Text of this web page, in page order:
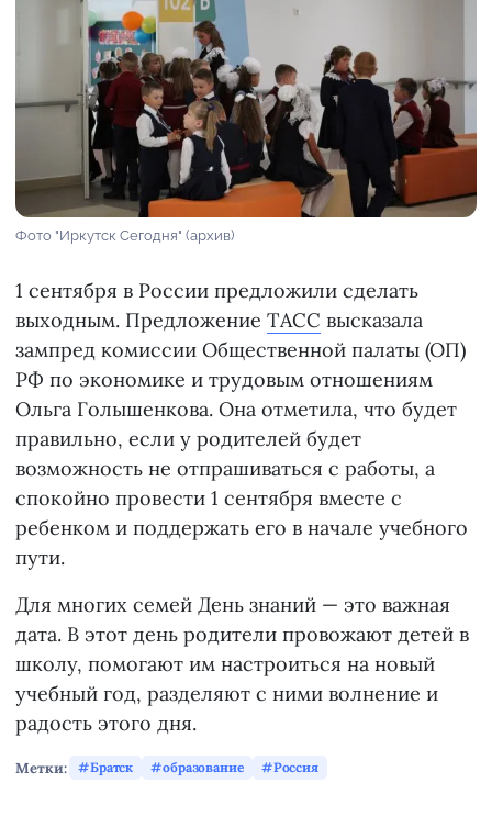
Фото "Иркутск Сегодня" (архив)
1 сентября в России предложили сделать
выходным. Предложение ТАСС высказала
зампред комиссии Общественной палаты (ОП)
РФ по экономике и трудовым отношениям
Ольга Голышенкова. Она отметила, что будет
правильно, если у родителей будет
возможность не отпрашиваться с работы, а
спокойно провести 1 сентября вместе с
ребенком и поддержать его в начале учебного
пути.
Для многих семей День знаний — это важная
дата. В этот день родители провожают детей в
школу, помогают им настроиться на новый
учебный год, разделяют с ними волнение и
радость этого дня.
Метки: Братск образование Россия